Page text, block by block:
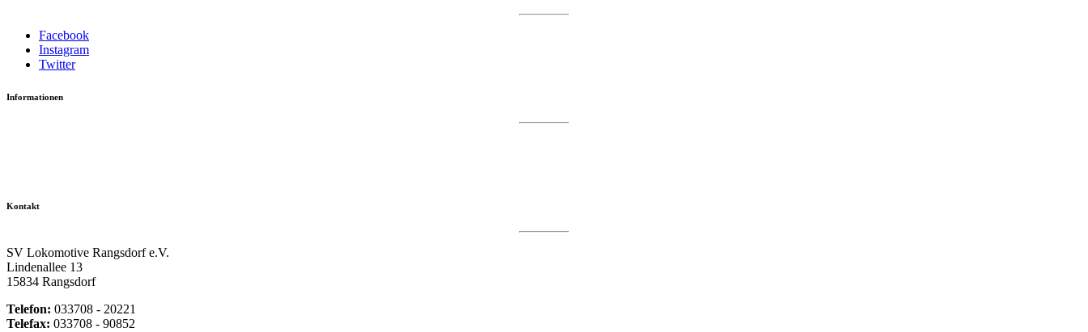
Facebook
Instagram
Twitter
Informationen
Kontakt
SV Lokomotive Rangsdorf e.V.
Lindenallee 13
15834 Rangsdorf
Telefon: 033708 - 20221
Telefax: 033708 - 90852